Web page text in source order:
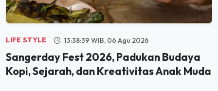
LIFE STYLE 13:38:39 WIB, 06 Agu 2026
Sangerday Fest 2026, Padukan Budaya
Kopi, Sejarah, dan Kreativitas Anak Muda